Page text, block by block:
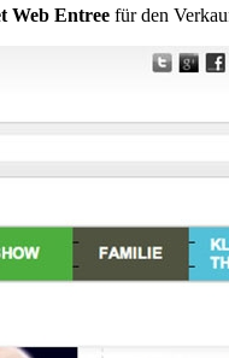
Web Entree für den